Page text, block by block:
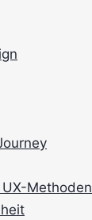
Methoden